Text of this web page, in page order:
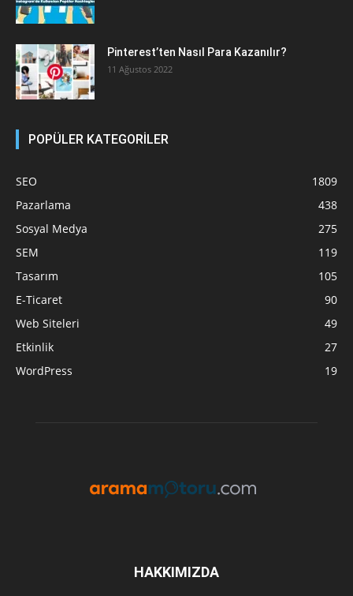
Pinterest’ten Nasıl Para Kazanılır?
11 Ağustos 2022
POPÜLER KATEGORİLER
SEO
1809
Pazarlama
438
Sosyal Medya
275
SEM
119
Tasarım
105
E-Ticaret
90
Web Siteleri
49
Etkinlik
27
WordPress
19
HAKKIMIZDA